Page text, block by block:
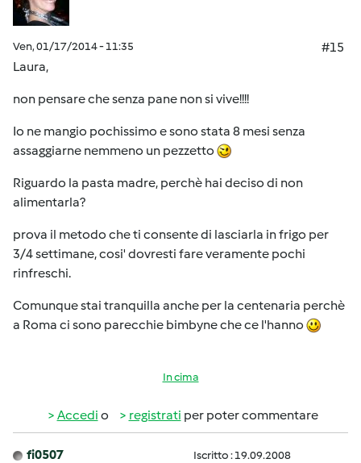
Ven, 01/17/2014 - 11:35
#15
Laura,
non pensare che senza pane non si vive!!!!
Io ne mangio pochissimo e sono stata 8 mesi senza
assaggiarne nemmeno un pezzetto
Riguardo la pasta madre, perchè hai deciso di non
alimentarla?
prova il metodo che ti consente di lasciarla in frigo per
3/4 settimane, cosi' dovresti fare veramente pochi
rinfreschi.
Comunque stai tranquilla anche per la centenaria perchè
a Roma ci sono parecchie bimbyne che ce l'hanno
In cima
Accedi o registrati per poter commentare
fi0507 Iscritto : 19.09.2008